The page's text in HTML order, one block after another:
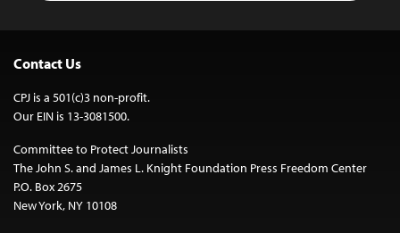
Contact Us
CPJ is a 501(c)3 non-profit.
Our EIN is 13-3081500.
Committee to Protect Journalists
The John S. and James L. Knight Foundation Press Freedom Center
P.O. Box 2675
New York, NY 10108